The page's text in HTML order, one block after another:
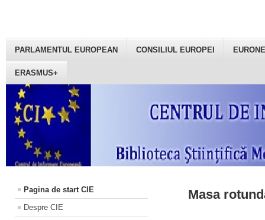
PARLAMENTUL EUROPEAN CONSILIUL EUROPEI
ERASMUS+
Pagina de start CIE
Despre CIE
Masa